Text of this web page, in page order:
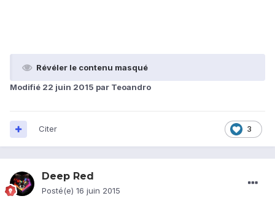
Révéler le contenu masqué
Modifié 22 juin 2015 par Teoandro
3
Citer
Deep Red
Posté(e) 16 juin 2015